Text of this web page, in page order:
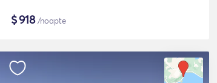
$918/noapte